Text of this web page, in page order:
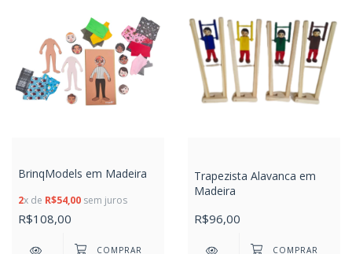
BrinqModels em Madeira
2x de R$54,00 sem juros
R$108,00
Trapezista Alavanca em
Madeira
R$96,00